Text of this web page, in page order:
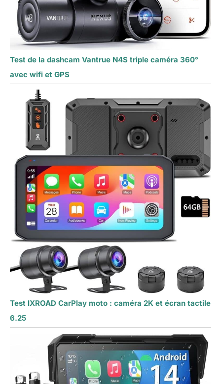
Test de la dashcam Vantrue N4S triple caméra 360°
avec wifi et GPS
Test IXROAD CarPlay moto : caméra 2K et écran tactile
6.25